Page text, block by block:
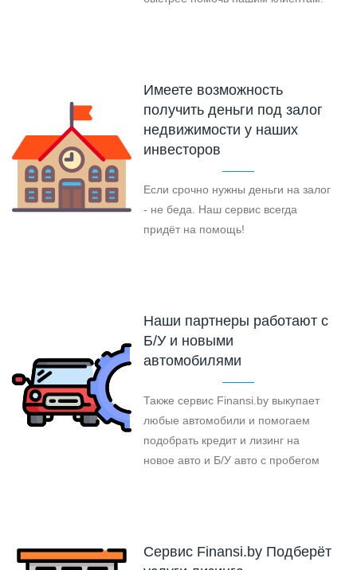
Имеете возможность
получить деньги под залог
недвижимости у наших
инвесторов
Если срочно нужны деньги на залог
- не беда. Наш сервис всегда
придёт на помощь!
Наши партнеры работают с
Б/У и новыми
автомобилями
Также сервис Finansi.by выкупает
любые автомобили и помогаем
подобрать кредит и лизинг на
новое авто и Б/У авто с пробегом
Cервис Finansi.by Подберёт